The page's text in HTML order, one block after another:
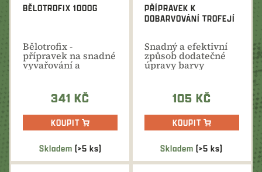
Průměrné
hodnocení
Skladem (>5 ks)
BĚLOTROFIX 1000G
Bělotrofix -
přípravek na snadné
vyvařování a
odmašťování trofejí.
341 KČ
KOUPIT
Průměrné
hodnocení
Skladem(>5 ks)
PŘÍPRAVEK K
DOBARVOVÁNÍ TROFEJÍ
Snadný a efektivní
způsob dodatečné
úpravy barvy
trofeje.
105 KČ
KOUPIT